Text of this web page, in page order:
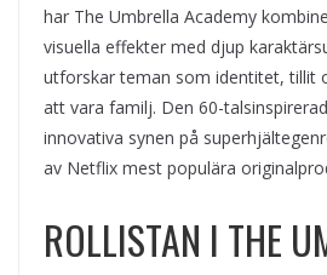
har The Umbrella Academy
visuella effekter med djup
utforskar teman som identitet, tillit
att vara familj. Den 60-
innovativa synen på
av Netflix mest populära
ROLLISTAN I THE